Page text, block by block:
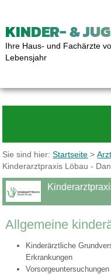
KINDER- &
Ihre Haus- und Fachärzte
Lebensjahr
Sie sind hier:Startseite >
Kinderarztpraxis Löbau -
Allgemeine
Kinderärztliche
Erkrankungen